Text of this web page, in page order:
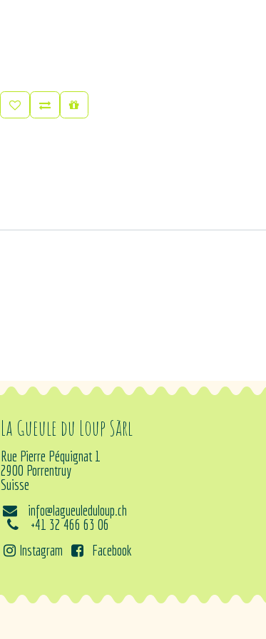
La Gueule du Loup Sàrl
Rue Pierre Péquignat 1
2900 Porrentruy
Suisse
info@lagueuleduloup.ch
+41 32 466 63 06
Instagram
Facebook